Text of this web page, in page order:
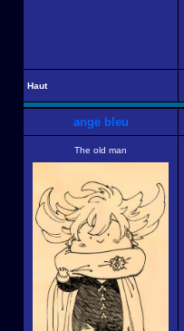
Haut
ange bleu
The old man